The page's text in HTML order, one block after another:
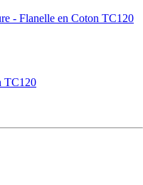
- Flanelle en Coton TC120
TC120